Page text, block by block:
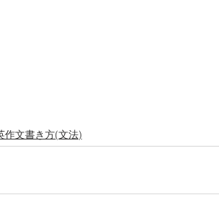
作文書き方(文法)